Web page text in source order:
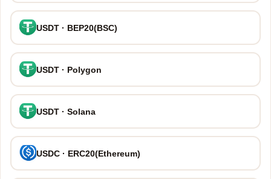
USDT · BEP20(BSC)
USDT · Polygon
USDT · Solana
USDC · ERC20(Ethereum)